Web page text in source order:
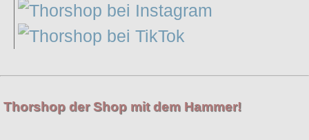
Thorshop der Shop mit dem Hammer!